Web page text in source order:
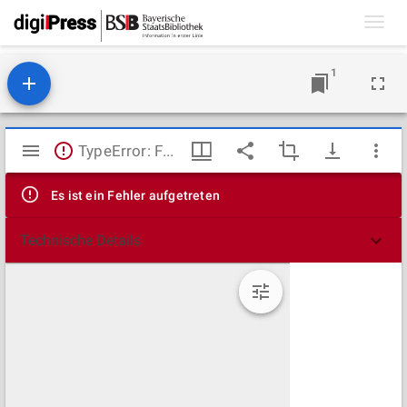
1
Mirador
Viewer
TypeError: Failed to fetch
Es ist ein Fehler aufgetreten
Technische Details